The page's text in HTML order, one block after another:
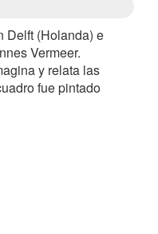
Delft (Holanda) e
Vermeer.
y relata las
fue pintado